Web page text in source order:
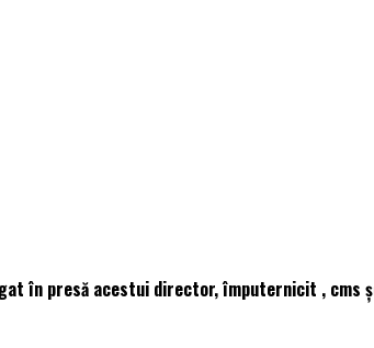
în presă acestui director, împuternicit ,